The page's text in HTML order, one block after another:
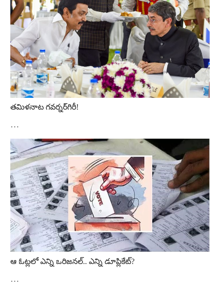
తమిళనాట గవర్నర్‌గిరీ!
…
ఆ ఓట్ల‌లో ఎన్ని ఒరిజ‌న‌ల్‌.. ఎన్ని డూప్లికేట్‌?
…